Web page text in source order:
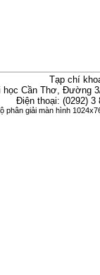
Tạp chí
học Cần Thơ, Đường
Điện thoại: (0292)
phân giải màn hình